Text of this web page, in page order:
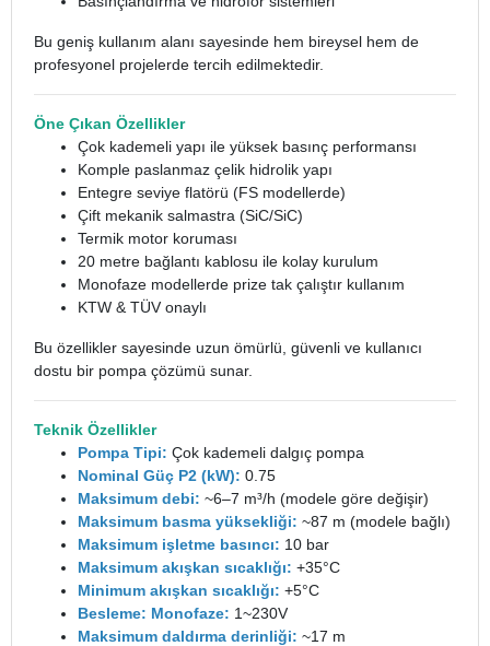
Bu geniş kullanım alanı sayesinde hem bireysel hem de
profesyonel projelerde tercih edilmektedir.
Öne Çıkan Özellikler
Çok kademeli yapı ile yüksek basınç performansı
Komple paslanmaz çelik hidrolik yapı
Entegre seviye flatörü (FS modellerde)
Çift mekanik salmastra (SiC/SiC)
Termik motor koruması
20 metre bağlantı kablosu ile kolay kurulum
Monofaze modellerde prize tak çalıştır kullanım
KTW & TÜV onaylı
Bu özellikler sayesinde uzun ömürlü, güvenli ve kullanıcı
dostu bir pompa çözümü sunar.
Teknik Özellikler
Pompa Tipi: Çok kademeli dalgıç pompa
Nominal Güç P2 (kW): 0.75
Maksimum debi: ~6–7 m³/h (modele göre değişir)
Maksimum basma yüksekliği: ~87 m (modele bağlı)
Maksimum işletme basıncı: 10 bar
Maksimum akışkan sıcaklığı: +35°C
Minimum akışkan sıcaklığı: +5°C
Besleme: Monofaze: 1~230V
Maksimum daldırma derinliği: ~17 m